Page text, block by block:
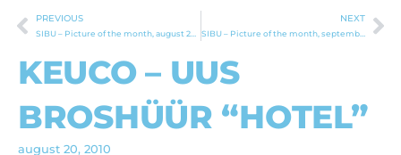
Prev
PREVIOUS NEXT
SIBU – Picture of the month, september 2010
KEUCO – UUS
BROSHÜÜR “HOTEL”
august 20, 2010